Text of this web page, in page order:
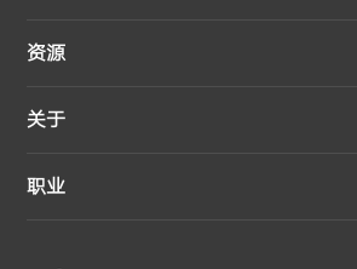
资源
关于
职业